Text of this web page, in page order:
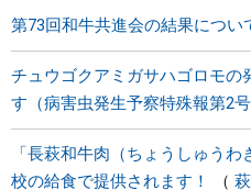
第73回和牛共進会の結果につい
チュウゴクアミガサハゴロモの
す（病害虫発生予察特殊報第2号
「長萩和牛肉（ちょうしゅう
校の給食で提供されます！